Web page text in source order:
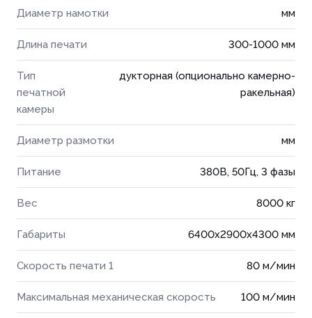
Диаметр намотки мм
Длина печати 300-1000 мм
Тип
печатной
камеры
дукторная (опционально камерно-
ракельная)
Диаметр размотки мм
Питание 380В, 50Гц, 3 фазы
Вес 8000 кг
Габариты 6400x2900x4300 мм
Скорость печати 1 80 м/мин
Максимальная механическая скорость 100 м/мин